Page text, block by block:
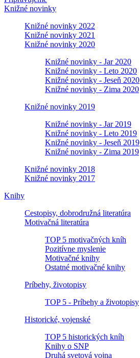
Knižné novinky
Knižné novinky 2022
Knižné novinky 2021
Knižné novinky 2020
Knižné novinky - Jar 2020
Knižné novinky - Leto 2020
Knižné novinky - Jeseň 2020
Knižné novinky - Zima 2020
Knižné novinky 2019
Knižné novinky - Jar 2019
Knižné novinky - Leto 2019
Knižné novinky - Jeseň 2019
Knižné novinky - Zima 2019
Knižné novinky 2018
Knižné novinky 2017
Knihy
Cestopisy, dobrodružná literatúra
Motivačná literatúra
TOP 5 motivačných kníh
Pozitívne myslenie
Motivačné knihy
Ostatné motivačné knihy
Príbehy, životopisy
TOP 5 - Príbehy a životopisy
Historické, vojenské
TOP 5 historických kníh
Knihy o SNP
Druhá svetová vojna